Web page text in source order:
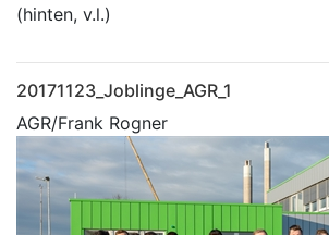
(hinten, v.l.)
20171123_Joblinge_AGR_1
AGR/Frank Rogner